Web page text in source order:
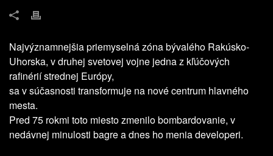
Najvýznamnejšia priemyselná zóna bývalého Rakúsko-
Uhorska, v druhej svetovej vojne jedna z kľúčových
rafinérií strednej Európy,
sa v súčasnosti transformuje na nové centrum hlavného
mesta.
Pred 75 rokmi toto miesto zmenilo bombardovanie, v
nedávnej minulosti bagre a dnes ho menia developeri.